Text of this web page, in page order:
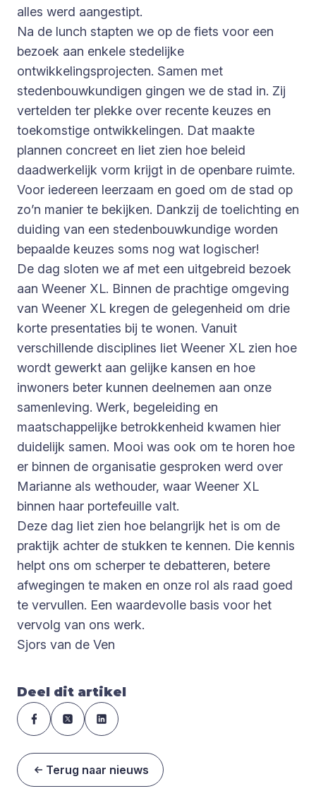
alles werd aangestipt.
Na de lunch stapten we op de fiets voor een
bezoek aan enkele stedelijke
ontwikkelingsprojecten. Samen met
stedenbouwkundigen gingen we de stad in. Zij
vertelden ter plekke over recente keuzes en
toekomstige ontwikkelingen. Dat maakte
plannen concreet en liet zien hoe beleid
daadwerkelijk vorm krijgt in de openbare ruimte.
Voor iedereen leerzaam en goed om de stad op
zo’n manier te bekijken. Dankzij de toelichting en
duiding van een stedenbouwkundige worden
bepaalde keuzes soms nog wat logischer!
De dag sloten we af met een uitgebreid bezoek
aan Weener XL. Binnen de prachtige omgeving
van Weener XL kregen de gelegenheid om drie
korte presentaties bij te wonen. Vanuit
verschillende disciplines liet Weener XL zien hoe
wordt gewerkt aan gelijke kansen en hoe
inwoners beter kunnen deelnemen aan onze
samenleving. Werk, begeleiding en
maatschappelijke betrokkenheid kwamen hier
duidelijk samen. Mooi was ook om te horen hoe
er binnen de organisatie gesproken werd over
Marianne als wethouder, waar Weener XL
binnen haar portefeuille valt.
Deze dag liet zien hoe belangrijk het is om de
praktijk achter de stukken te kennen. Die kennis
helpt ons om scherper te debatteren, betere
afwegingen te maken en onze rol als raad goed
te vervullen. Een waardevolle basis voor het
vervolg van ons werk.
Sjors van de Ven
Deel dit artikel
Terug naar nieuws